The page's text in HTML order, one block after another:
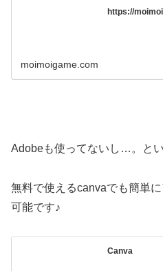
https://
moimoigame.com
Adobeも使ってないし…。と
無料で使えるcanvaでも簡単
可能です♪
Canva